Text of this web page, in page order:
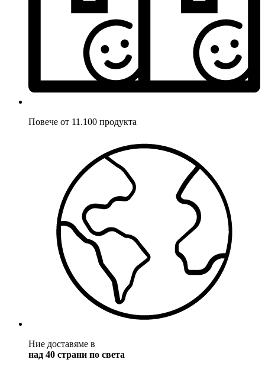
Повече от 11.100 продукта
Ние доставяме в
над 40 страни по света